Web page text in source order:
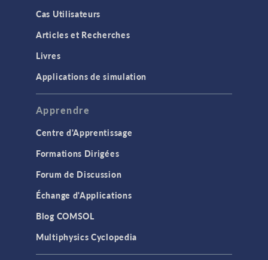
Cas Utilisateurs
Articles et Recherches
Livres
Applications de simulation
Apprendre
Centre d'Apprentissage
Formations Dirigées
Forum de Discussion
Échange d'Applications
Blog COMSOL
Multiphysics Cyclopedia